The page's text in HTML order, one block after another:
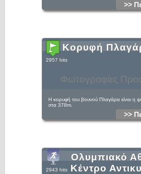
>>
Φωτογραφίες
Κορυφή
2957 hits
Η κορυφή του βουνού Πλαγάρα είναι η
στα 378m.
>>
Ολυμπιακό
Κέντρο
2943 hits